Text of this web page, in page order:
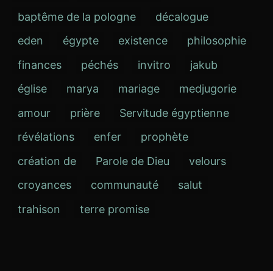
baptême de la pologne
décalogue
eden
égypte existence
philosophie
finances
péchés invitro
jakub
église
marya mariage
medjugorie
amour
prière
Servitude égyptienne
révélations
enfer
prophète
création de
Parole de Dieu
velours
croyances
communauté
salut
trahison
terre promise